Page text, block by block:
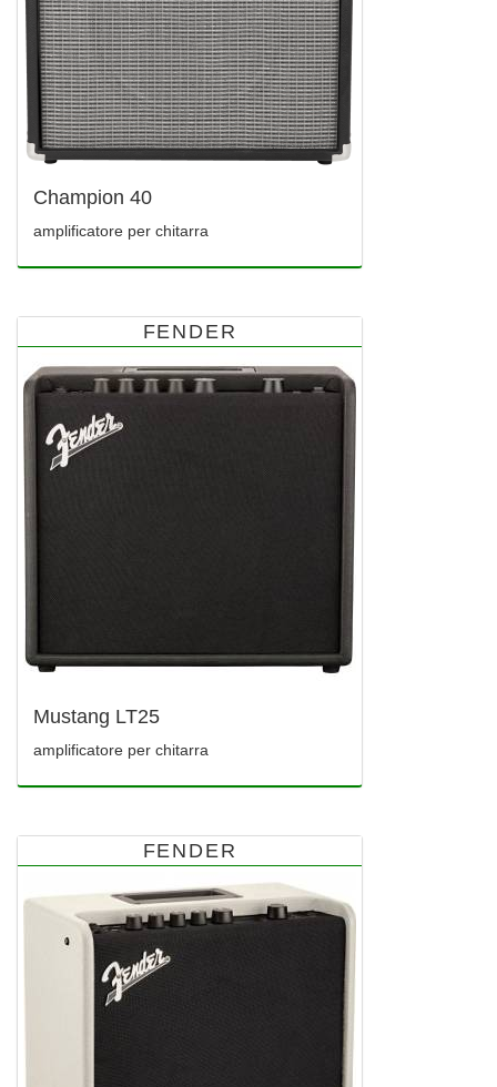
Champion 40
amplificatore per chitarra
FENDER
Mustang LT25
amplificatore per chitarra
FENDER